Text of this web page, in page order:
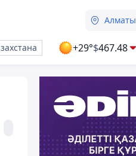
Алматы
+29°$467.48